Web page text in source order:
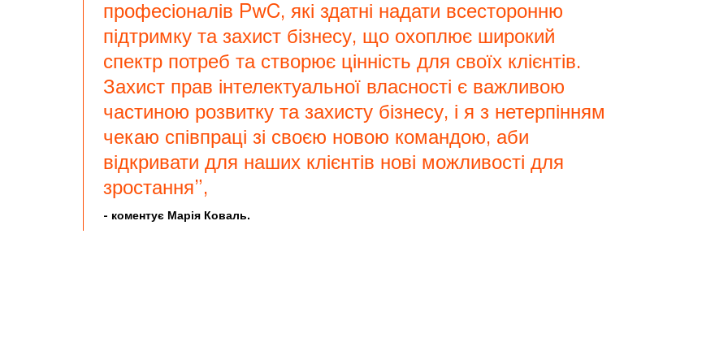
професіоналів PwC, які здатні надати всесторонню
підтримку та захист бізнесу, що охоплює широкий
спектр потреб та створює цінність для своїх клієнтів.
Захист прав інтелектуальної власності є важливою
частиною розвитку та захисту бізнесу, і я з нетерпінням
чекаю співпраці зі своєю новою командою, аби
відкривати для наших клієнтів нові можливості для
зростання”,
- коментує Марія Коваль.